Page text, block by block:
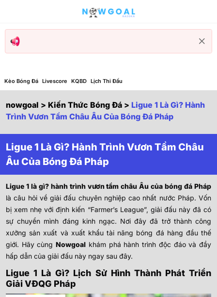
Kèo Bóng Đá Livescore KQBD Lịch Thi Đấu
nowgoal > Kiến Thức Bóng Đá > Ligue 1 Là Gì? Hành
Trình Vươn Tầm Châu Âu Của Bóng Đá Pháp
Ligue 1 Là Gì? Hành Trình Vươn Tầm Châu
Âu Của Bóng Đá Pháp
Ligue 1 là gì? hành trình vươn tầm châu Âu của bóng đá Pháp
là câu hỏi về giải đấu chuyên nghiệp cao nhất nước Pháp. Vốn
bị xem nhẹ với định kiến “Farmer’s League”, giải đấu này đã có
sự chuyển mình đáng kinh ngạc. Nơi đây đã trở thành công
xưởng sản xuất và xuất khẩu tài năng bóng đá hàng đầu thế
giới. Hãy cùngNowgoal khám phá hành trình độc đáo và đầy
hấp dẫn của giải đấu này ngay sau đây.
Ligue 1 Là Gì? Lịch Sử Hình Thành Phát Triển
Giải VĐQG Pháp